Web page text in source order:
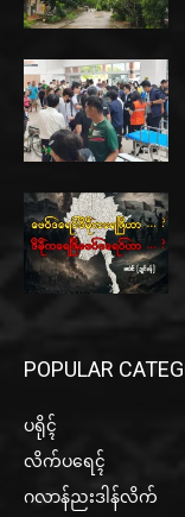
POPULAR
ပရိုၚ်
လိက်ပရေၚ်
ဂလာန်ညးဒါန်လိက်